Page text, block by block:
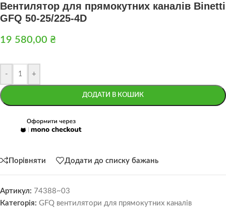
Вентилятор для прямокутних каналів Binetti
GFQ 50-25/225-4D
19 580,00 ₴
- +
ДОДАТИ В КОШИК
Порівняти Додати до списку бажань
Артикул: 74388~03
Категорія: GFQ вентилятори для прямокутних каналів